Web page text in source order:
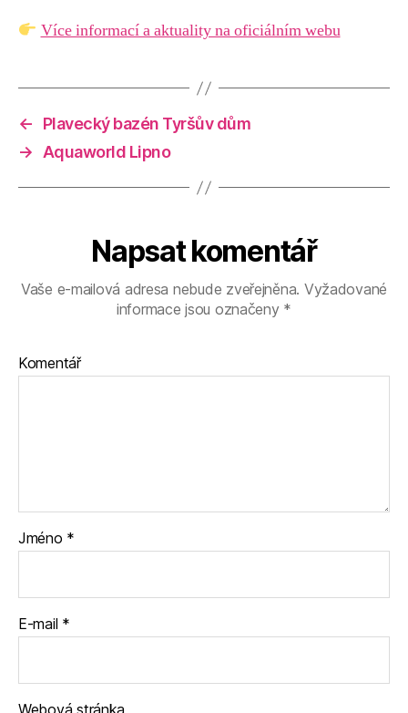
Více informací a aktuality na oficiálním webu
←
Plavecký bazén Tyršův dům
→
Aquaworld Lipno
Napsat komentář
Vaše e-mailová adresa nebude zveřejněna. Vyžadované
informace jsou označeny *
Komentář
Jméno *
E-mail *
Webová stránka